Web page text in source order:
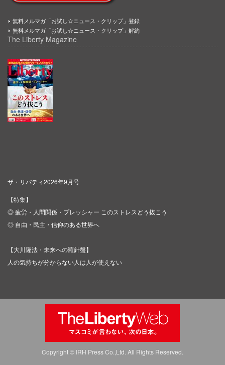
無料メルマガ「お試し☆ニュース・クリップ」登録
無料メルマガ「お試し☆ニュース・クリップ」解約
The Liberty Magazine
ザ・リバティ2026年9月号
【特集】
◎ 疲労・人間関係・プレッシャー このストレスどう抜こう
◎ 自由・民主・信仰のある世界へ
【大川隆法・未来への羅針盤】
人の気持ちが分からない人は人が使えない
Copyright © IRH Press Co.,Ltd. All Rights Reserved.